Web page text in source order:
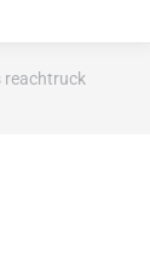
reachtruck